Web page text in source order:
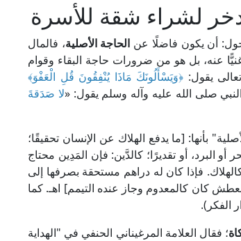
لشراء شقة للأسرة
أن يكون فاضلًا عن الحاجة الأصلية، فالمال
غنيًّا عنه، بل هو من ضرورات حاجة البقاء وقوام
يقول: ﴿وَيَسْأَلُونَكَ مَاذَا يُنْفِقُونَ قُلِ الْعَفْوَ﴾
لا صَدَقةَ
الحنفي [ت: 801هـ] "الحاجةَ الأصلية" بأنها: [ما يدفع الهلاك عن الإنسان تحقيقًا؛
أو البرد، أو تقديرًا؛ كالدَّين: فإن المَدِين محتاج
فإذا كان له دراهم مستحقة بصرفها إلى
كان كالمعدوم وجاز عنده التيمم] اهـ. كما
؛ فقال العلامة المرغيناني الحنفي في "الهداية